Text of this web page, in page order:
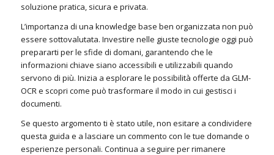
soluzione pratica, sicura e privata.
L’importanza di una knowledge base ben organizzata non può
essere sottovalutata. Investire nelle giuste tecnologie oggi può
prepararti per le sfide di domani, garantendo che le
informazioni chiave siano accessibili e utilizzabili quando
servono di più. Inizia a esplorare le possibilità offerte da GLM-
OCR e scopri come può trasformare il modo in cui gestisci i
documenti.
Se questo argomento ti è stato utile, non esitare a condividere
questa guida e a lasciare un commento con le tue domande o
esperienze personali. Continua a seguire per rimanere